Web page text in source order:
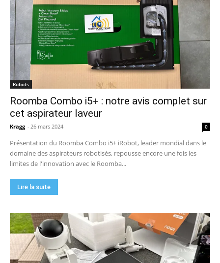
Robots
Roomba Combo i5+ : notre avis complet sur
cet aspirateur laveur
Kragg - 26 mars 2024 0
Présentation du Roomba Combo i5+ iRobot, leader mondial dans le
domaine des aspirateurs robotisés, repousse encore une fois les
limites de l'innovation avec le Roomba...
Lire la suite